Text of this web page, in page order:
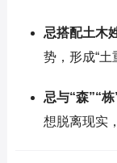
忌搭配土木
势，形成“土
忌与“森”“
想脱离现实